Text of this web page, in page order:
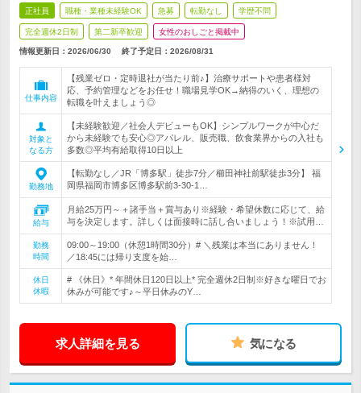
正社員 職種・業種未経験OK 急募 転勤なし 学歴不問
完全週休2日制 第二新卒歓迎 女性のおしごと掲載中
情報更新日：2026/06/30 終了予定日： 2026/08/31
仕事内容
【残業ゼロ・定時退社が当たり前♪】治療サポートや患者様対
応、予約管理などをお任せ！職場見学OK→納得のいく、理想の
転職を叶えましょう◎
対象と
なる方
【未経験歓迎／社会人デビューもOK】シンプルワークが中心だ
から未経験でも安心◎アパレル、販売職、飲食業界からの入社も
多数◎平均有給取得10日以上
勤務地
【転勤なし／JR「博多駅」徒歩7分／櫛田神社前駅徒歩3分】 福
岡県福岡市博多区博多駅前3-30-1…
給与
月給25万円～＋諸手当＋賞与あり※経験・希望休数に応じて、給
与を決定します。詳しくは面接時に話し合いましょう！※試用…
勤務
時間
09:00～19:00（休憩1時間30分）# ＼残業は本当にありません！
／18:45には帰り支度を始…
休日
休暇
# 《休日》* 年間休日120日以上* 完全週休2日制※好きな曜日でお
休みが可能です♪～平日休みのY…
求人詳細を見る 気になる